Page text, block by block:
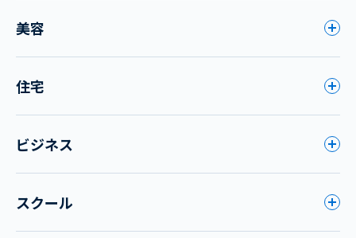
美容
住宅
ビジネス
スクール